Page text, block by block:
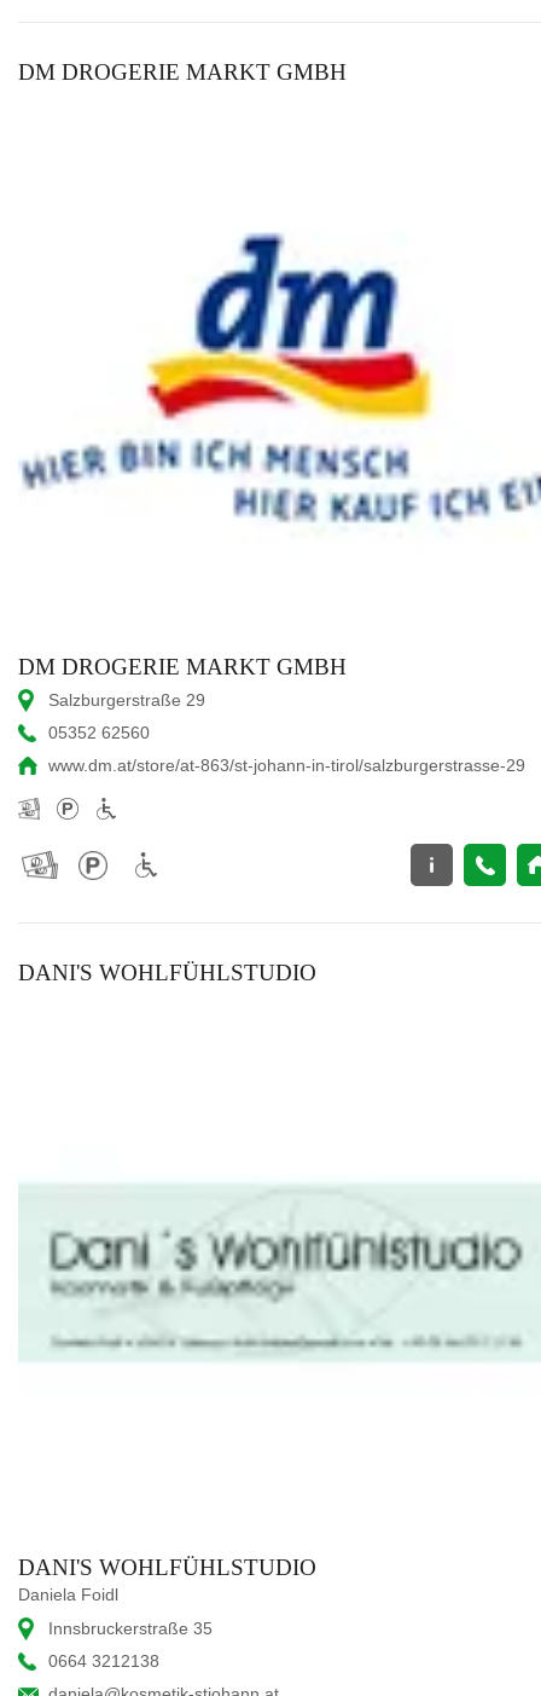
DM DROGERIE MARKT GMBH
DM DROGERIE MARKT GMBH
Salzburgerstraße 29
05352 62560
www.dm.at/store/at-863/st-johann-in-tirol/salzburgerstrasse-29
DANI'S WOHLFÜHLSTUDIO
DANI'S WOHLFÜHLSTUDIO
Daniela Foidl
Innsbruckerstraße 35
0664 3212138